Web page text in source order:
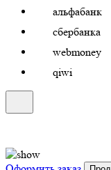
альфабанк
сбербанка
webmoney
qiwi